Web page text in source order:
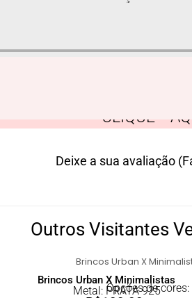
CLIQUE
Deixe a sua avaliação
Outros Visitantes
Brincos Urban X Minimalistas
Opções de cores:
Metal: PRATA 925